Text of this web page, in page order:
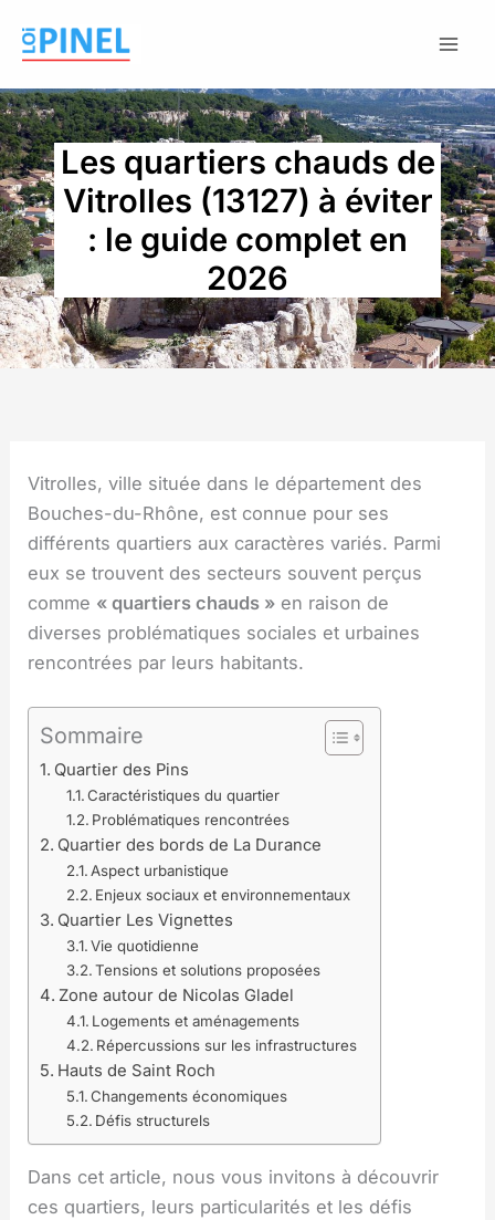
Les quartiers chauds de
Vitrolles (13127) à éviter
: le guide complet en
2026
Vitrolles, ville située dans le département des
Bouches-du-Rhône, est connue pour ses
différents quartiers aux caractères variés. Parmi
eux se trouvent des secteurs souvent perçus
comme « quartiers chauds » en raison de
diverses problématiques sociales et urbaines
rencontrées par leurs habitants.
Sommaire
Quartier des Pins
Caractéristiques du quartier
Problématiques rencontrées
Quartier des bords de La Durance
Aspect urbanistique
Enjeux sociaux et environnementaux
Quartier Les Vignettes
Vie quotidienne
Tensions et solutions proposées
Zone autour de Nicolas Gladel
Logements et aménagements
Répercussions sur les infrastructures
Hauts de Saint Roch
Changements économiques
Défis structurels
Dans cet article, nous vous invitons à découvrir
ces quartiers, leurs particularités et les défis